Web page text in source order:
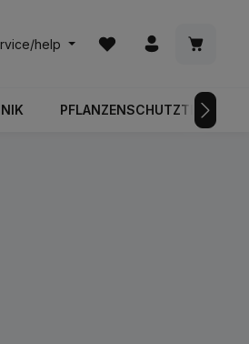
help
Je hebt 0 items op je
PFLANZENSCHUTZTECHNIK